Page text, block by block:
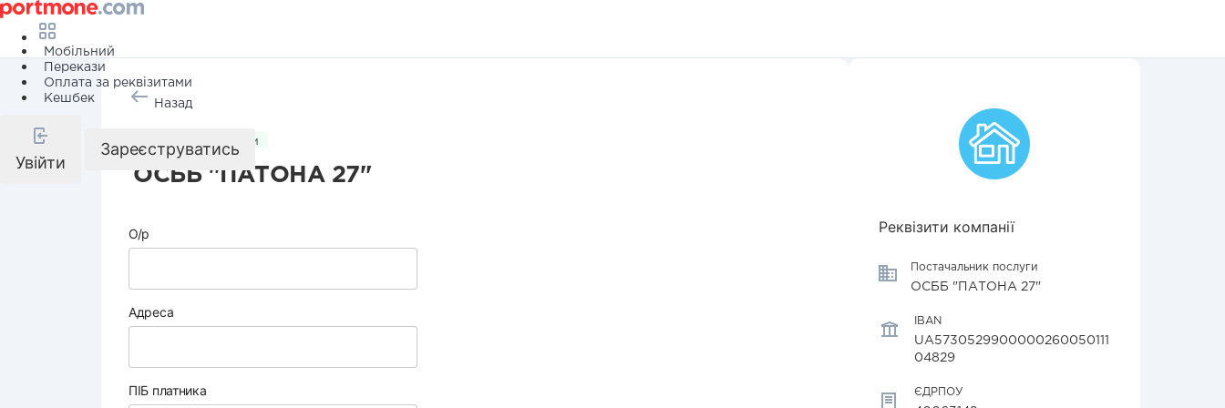
Мобільний
Перекази
Оплата за реквізитами
Кешбек
Увійти
Зареєструватись
Назад
Комунальні послуги
ОСББ "ПАТОНА 27"
О/р
Адреса
ПІБ платника
Реквізити компанії
Постачальник послуги
ОСББ "ПАТОНА 27"
IBAN
UA5730529900000260050111
04829
ЄДРПОУ